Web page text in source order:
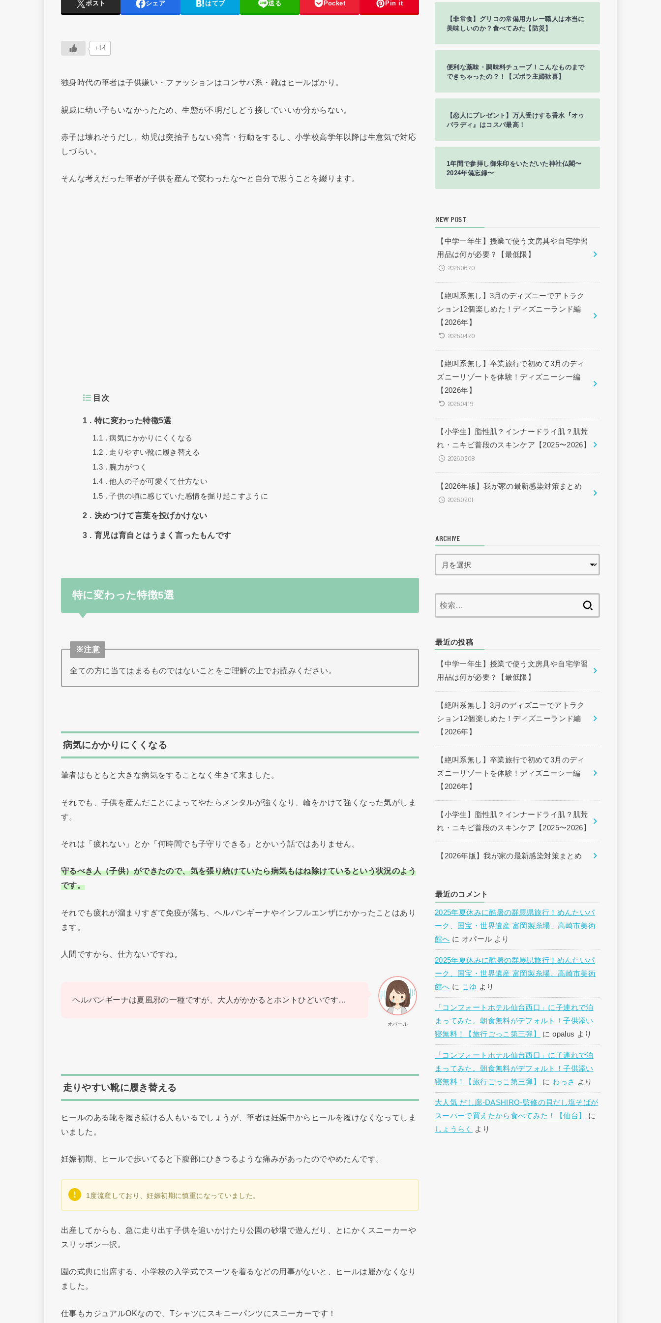
ポスト シェア はてブ 送る Pocket Pin it
+14
独身時代の筆者は子供嫌い・ファッションはコンサバ系・靴はヒールばかり。
親戚に幼い子もいなかったため、生態が不明だしどう接していいか分からない。
赤子は壊れそうだし、幼児は突拍子もない発言・行動をするし、小学校高学年以降は生意気で対応
しづらい。
そんな考えだった筆者が子供を産んで変わったな〜と自分で思うことを綴ります。
目次
1 特に変わった特徴5選
1.1
病気にかかりにくくなる
1.2
走りやすい靴に履き替える
1.3
腕力がつく
1.4
他人の子が可愛くて仕方ない
1.5
子供の頃に感じていた感情を掘り起こすように
2 決めつけて言葉を投げかけない
3 育児は育自とはうまく言ったもんです
特に変わった特徴5選
※注意
全ての方に当てはまるものではないことをご理解の上でお読みください。
病気にかかりにくくなる
筆者はもともと大きな病気をすることなく生きて来ました。
それでも、子供を産んだことによってやたらメンタルが強くなり、輪をかけて強くなった気がしま
す。
それは「疲れない」とか「何時間でも子守りできる」とかいう話ではありません。
守るべき人（子供）ができたので、気を張り続けていたら病気もはね除けているという状況のよう
です。
それでも疲れが溜まりすぎて免疫が落ち、ヘルパンギーナやインフルエンザにかかったことはあり
ます。
人間ですから、仕方ないですね。
オパール
ヘルパンギーナは夏風邪の一種ですが、大人がかかるとホントひどいです…
走りやすい靴に履き替える
ヒールのある靴を履き続ける人もいるでしょうが、筆者は妊娠中からヒールを履けなくなってしま
いました。
妊娠初期、ヒールで歩いてると下腹部にひきつるような痛みがあったのでやめたんです。
1度流産しており、妊娠初期に慎重になっていました。
出産してからも、急に走り出す子供を追いかけたり公園の砂場で遊んだり、とにかくスニーカーや
スリッポン一択。
園の式典に出席する、小学校の入学式でスーツを着るなどの用事がないと、ヒールは履かなくなり
ました。
仕事もカジュアルOKなので、Tシャツにスキニーパンツにスニーカーです！
【非常食】グリコの常備用カレー職人は本当に
美味しいのか？食べてみた【防災】
便利な薬味・調味料チューブ！こんなものまで
できちゃったの？！【ズボラ主婦歓喜】
【恋人にプレゼント】万人受けする香水『オゥ
パラディ』はコスパ最高！
1年間で参拝し御朱印をいただいた神社仏閣〜
2024年備忘録〜
NEW POST
【中学一年生】授業で使う文房具や自宅学習
用品は何が必要？【最低限】
2026.06.20
【絶叫系無し】3月のディズニーでアトラク
ション12個楽しめた！ディズニーランド編
【2026年】
2026.04.20
【絶叫系無し】卒業旅行で初めて3月のディ
ズニーリゾートを体験！ディズニーシー編
【2026年】
2026.04.19
【小学生】脂性肌？インナードライ肌？肌荒
れ・ニキビ普段のスキンケア【2025〜2026】
2026.02.08
【2026年版】我が家の最新感染対策まとめ
2026.02.01
ARCHIVE
最近の投稿
【中学一年生】授業で使う文房具や自宅学習
用品は何が必要？【最低限】
【絶叫系無し】3月のディズニーでアトラク
ション12個楽しめた！ディズニーランド編
【2026年】
【絶叫系無し】卒業旅行で初めて3月のディ
ズニーリゾートを体験！ディズニーシー編
【2026年】
【小学生】脂性肌？インナードライ肌？肌荒
れ・ニキビ普段のスキンケア【2025〜2026】
【2026年版】我が家の最新感染対策まとめ
最近のコメント
2025年夏休みに酷暑の群馬県旅行！めんたいパ
ーク、国宝・世界遺産 富岡製糸場、高崎市美術
館へ に オパール より
2025年夏休みに酷暑の群馬県旅行！めんたいパ
ーク、国宝・世界遺産 富岡製糸場、高崎市美術
館へ に こゆ より
「コンフォートホテル仙台西口」に子連れで泊
まってみた。朝食無料がデフォルト！子供添い
寝無料！【旅行ごっこ第三弾】
にopalus より
「コンフォートホテル仙台西口」に子連れで泊
まってみた。朝食無料がデフォルト！子供添い
寝無料！【旅行ごっこ第三弾】
に わっさ より
大人気 だし廊-DASHIRO-監修の貝だし塩そばが
スーパーで買えたから食べてみた！【仙台】
に
しょうらく
より